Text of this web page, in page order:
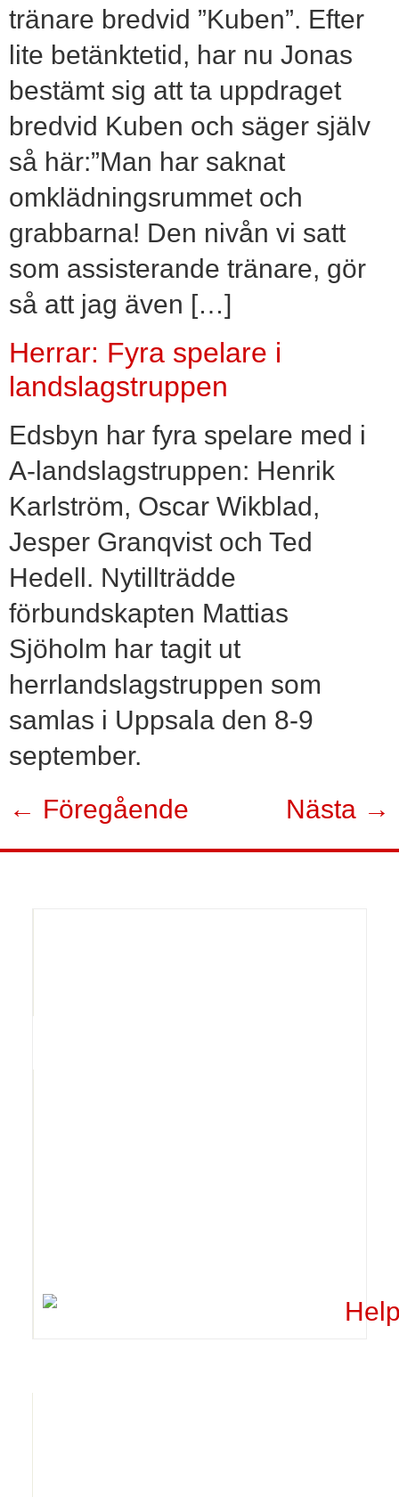
tränare bredvid ”Kuben”. Efter
lite betänktetid, har nu Jonas
bestämt sig att ta uppdraget
bredvid Kuben och säger själv
så här:”Man har saknat
omklädningsrummet och
grabbarna! Den nivån vi satt
som assisterande tränare, gör
så att jag även […]
Herrar: Fyra spelare i
landslagstruppen
Edsbyn har fyra spelare med i
A-landslagstruppen: Henrik
Karlström, Oscar Wikblad,
Jesper Granqvist och Ted
Hedell. Nytillträdde
förbundskapten Mattias
Sjöholm har tagit ut
herrlandslagstruppen som
samlas i Uppsala den 8-9
september.
← Föregående Nästa →